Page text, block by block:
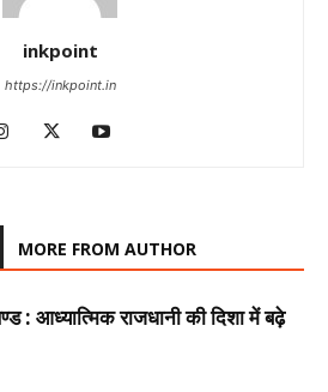
inkpoint
https://inkpoint.in
MORE FROM AUTHOR
: आध्यात्मिक राजधानी की दिशा में बढ़े